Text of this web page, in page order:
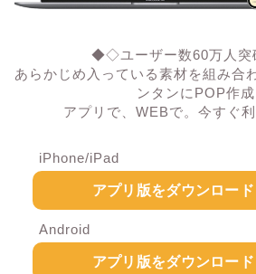
◆◇ユーザー数60万人
あらかじめ入っている素材を組み合
ンタンにPOP作成
アプリで、WEBで。今すぐ利
iPhone/iPad
アプリ版をダウンロード
Android
アプリ版をダウンロード